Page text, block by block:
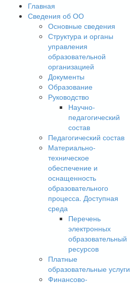
Главная
Сведения об ОО
Основные сведения
Структура и органы
управления
образовательной
организацией
Документы
Образование
Руководство
Научно-
педагогический
состав
Педагогический состав
Материально-
техническое
обеспечение и
оснащенность
образовательного
процесса. Доступная
среда
Перечень
электронных
образовательный
ресурсов
Платные
образовательные услуги
Финансово-